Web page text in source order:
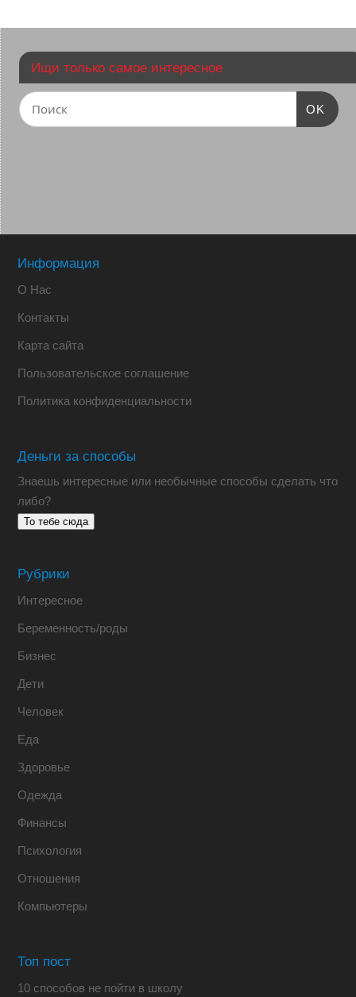
Ищи только самое интересное
OK
Информация
О Нас
Контакты
Карта сайта
Пользовательское соглашение
Политика конфиденциальности
Деньги за способы
Знаешь интересные или необычные способы сделать что
либо?
То тебе сюда
Рубрики
Интересное
Беременность/роды
Бизнес
Дети
Человек
Еда
Здоровье
Одежда
Финансы
Психология
Отношения
Компьютеры
Топ пост
10 способов не пойти в школу